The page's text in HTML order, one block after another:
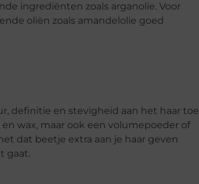
ingrediënten zoals arganolie. Voor
oliën zoals amandelolie goed
definitie en stevigheid aan het haar toe
wax, maar ook een volumepoeder of
dat beetje extra aan je haar geven
gaat.